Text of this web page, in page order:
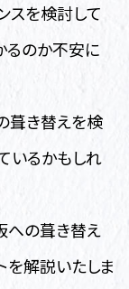
スを検討して
るのか不安に
葺き替えを検
いるかもしれ
への葺き替え
を解説いたしま